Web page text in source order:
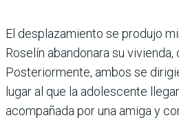
El desplazamiento se produjo
Roselín abandonara su vivienda,
Posteriormente, ambos se
lugar al que la adolescente
acompañada por una amiga y